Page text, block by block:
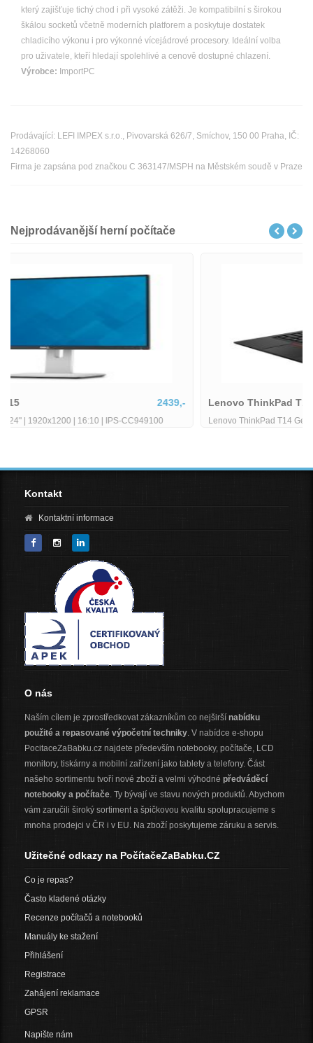
který zajišťuje tichý chod i při vysoké zátěži. Je kompatibilní s širokou
škálou socketů včetně moderních platforem a poskytuje dostatek
chladicího výkonu i pro výkonné vícejádrové procesory. Ideální volba
pro uživatele, kteří hledají spolehlivé a cenově dostupné chlazení.
Výrobce: ImportPC
Prodávající: LEFI IMPEX s.r.o., Pivovarská 626/7, Smíchov, 150 00 Praha, IČ:
14268060
Firma je zapsána pod značkou C 363147/MSPH na Městském soudě v Praze
Nejprodávanější herní počítače
6507,-
Lenovo ThinkPad T14 Gen2 stav B Core i5-1145G7 26 GHz 16GB
Kontakt
Kontaktní informace
O nás
Naším cílem je zprostředkovat zákazníkům co nejširší nabídku
použité a repasované výpočetní techniky. V nabídce e-shopu
PocitaceZaBabku.cz najdete především notebooky, počítače, LCD
monitory, tiskárny a mobilní zařízení jako tablety a telefony. Část
našeho sortimentu tvoří nové zboží a velmi výhodné předváděcí
notebooky a počítače. Ty bývají ve stavu nových produktů. Abychom
vám zaručili široký sortiment a špičkovou kvalitu spolupracujeme s
mnoha prodejci v ČR i v EU. Na zboží poskytujeme záruku a servis.
Užitečné odkazy na PočítačeZaBabku.CZ
Co je repas?
Často kladené otázky
Recenze počítačů a notebooků
Manuály ke stažení
Přihlášení
Registrace
Zahájení reklamace
GPSR
Napište nám